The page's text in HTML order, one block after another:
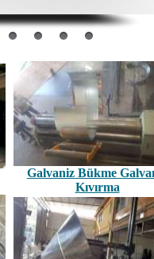
Galvaniz Bükme
Kıvırma